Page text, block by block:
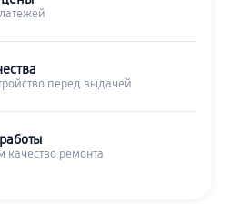
перед выдачей
ремонта